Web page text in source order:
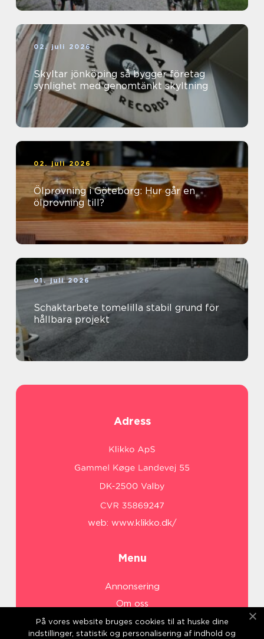
02. juli 2026
Skyltar jönköping så bygger företag
synlighet med genomtänkt skyltning
02. juli 2026
Ölprovning i Göteborg: Hur går en
ölprovning till?
01. juli 2026
Schaktarbete tomelilla stabil grund för
hållbara projekt
Adress
web: www.klikko.dk/
Menu
Annonsering
Om oss
Cookies
På vores website bruges cookies til at huske dine
indstillinger, statistik og personalisering af indhold og